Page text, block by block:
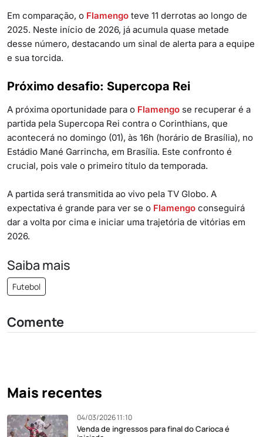
Em comparação, o Flamengo teve 11 derrotas ao longo de
2025. Neste início de 2026, já acumula quase metade
desse número, destacando um sinal de alerta para a equipe
e sua torcida.
Próximo desafio: Supercopa Rei
A próxima oportunidade para o Flamengo se recuperar é a
partida pela Supercopa Rei contra o Corinthians, que
acontecerá no domingo (01), às 16h (horário de Brasília), no
Estádio Mané Garrincha, em Brasília. Este confronto é
crucial, pois vale o primeiro título da temporada.
A partida será transmitida ao vivo pela TV Globo. A
expectativa é grande para ver se o Flamengo conseguirá
dar a volta por cima e iniciar uma trajetória de vitórias em
2026.
Saiba mais
Futebol
Comente
Mais recentes
04/03/2026 11:10
Venda de ingressos para final do Carioca é